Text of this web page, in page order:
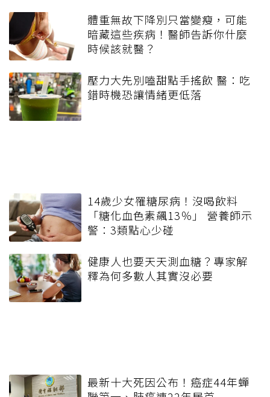
體重無故下降別只當變瘦，可能
暗藏這些疾病！醫師告訴你什麼
時候該就醫？
壓力大先別嗑甜點手搖飲 醫：吃
錯時機恐讓情緒更低落
14歲少女罹糖尿病！沒喝飲料
「糖化血色素飆13％」 營養師示
警：3類點心少碰
健康人也要天天測血糖？專家解
釋為何多數人其實沒必要
最新十大死因公布！癌症44年蟬